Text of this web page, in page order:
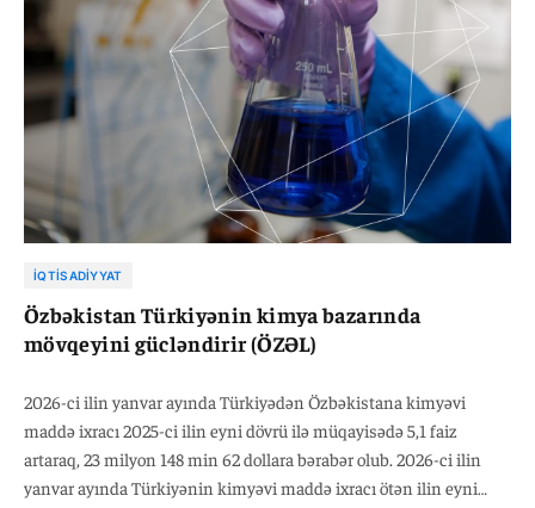
İQTISADIYYAT
Özbəkistan Türkiyənin kimya bazarında
mövqeyini gücləndirir (ÖZƏL)
2026-ci ilin yanvar ayında Türkiyədən Özbəkistana kimyəvi
maddə ixracı 2025-ci ilin eyni dövrü ilə müqayisədə 5,1 faiz
artaraq, 23 milyon 148 min 62 dollara bərabər olub. 2026-ci ilin
yanvar ayında Türkiyənin kimyəvi maddə ixracı ötən ilin eyni